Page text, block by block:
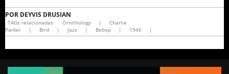
POR DEYVIS DRUSIAN
TAGs relacionadas Ornithology |
Charlie
Parker
| Bird | Jazz | Bebop | 1946 |